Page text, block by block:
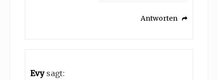
Antworten
Evy sagt: